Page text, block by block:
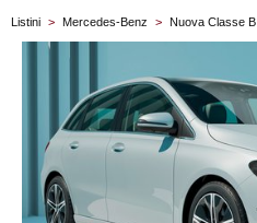
Listini > Mercedes-Benz > Nuova Classe B